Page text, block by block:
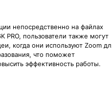
непосредственно на файлах
PRO, пользователи также могут
когда они используют Zoom
что поможет
эффективность работы.